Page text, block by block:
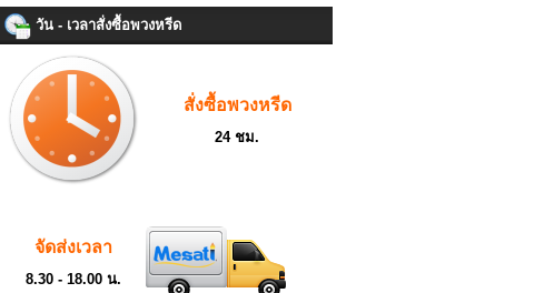
วัน - เวลาสั่งซื้อพวงหรีด
สั่งซื้อพวงหรีด
24 ชม.
จัดส่งเวลา
8.30 - 18.00 น.